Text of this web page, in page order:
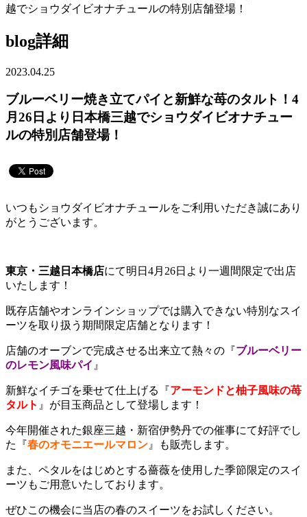
越でショウダイビオナチュールの特別店舗登場！
blog詳細
2023.04.25
ブルーベリー焼き立てパイと新鮮な苺のタルト！4
月26日より日本橋三越でショウダイビオナチュー
ルの特別店舗登場！
いつもショウダイビオナチュールをご利用いただき誠にあり
がとうございます。
東京・三越日本橋店にて明日4月26日より一週間限定で出店
いたします！
既存店舗やオンラインショップでは購入できない特別なスイ
ーツを取り扱う期間限定店舗となります！
店舗のオーブンで完成させる出来立て熱々の『ブルーベリー
のレモン風味パイ 』
新鮮なイチゴを乗せて仕上げる『アーモンドと柚子風味の苺
タルト 』が目玉商品として登場します！
今年開催された銀座三越・新宿伊勢丹での催事にて好評でし
た『春のオモニエールマロン 』も販売します。
また、ペタルをはじめとする薔薇を使用した季節限定のスイ
ーツもご用意いたしております。
ぜひこの機会に当店の春のスイーツをお試しください。